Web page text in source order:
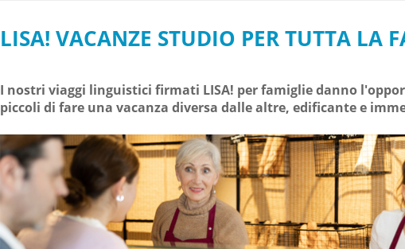
LISA! VACANZE STUDIO PER TUTTA LA
I nostri viaggi linguistici firmati LISA! per famiglie danno
piccoli di fare una vacanza diversa dalle altre, edificante e